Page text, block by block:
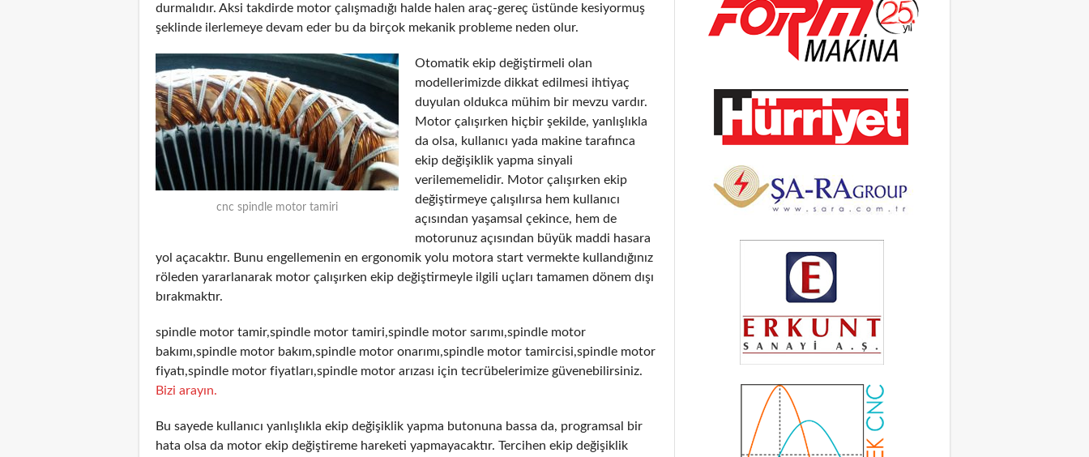
durmalıdır. Aksi takdirde motor çalışmadığı halde halen araç-gereç üstünde kesiyormuş
şeklinde ilerlemeye devam eder bu da birçok mekanik probleme neden olur.
cnc spindle motor tamiri
Otomatik ekip değiştirmeli olan
modellerimizde dikkat edilmesi ihtiyaç
duyulan oldukca mühim bir mevzu vardır.
Motor çalışırken hiçbir şekilde, yanlışlıkla
da olsa, kullanıcı yada makine tarafınca
ekip değişiklik yapma sinyali
verilememelidir. Motor çalışırken ekip
değiştirmeye çalışılırsa hem kullanıcı
açısından yaşamsal çekince, hem de
motorunuz açısından büyük maddi hasara
yol açacaktır. Bunu engellemenin en ergonomik yolu motora start vermekte kullandığınız
röleden yararlanarak motor çalışırken ekip değiştirmeyle ilgili uçları tamamen dönem dışı
bırakmaktır.
spindle motor tamir,spindle motor tamiri,spindle motor sarımı,spindle motor
bakımı,spindle motor bakım,spindle motor onarımı,spindle motor tamircisi,spindle motor
fiyatı,spindle motor fiyatları,spindle motor arızası için tecrübelerimize güvenebilirsiniz.
Bizi arayın.
Bu sayede kullanıcı yanlışlıkla ekip değişiklik yapma butonuna bassa da, programsal bir
hata olsa da motor ekip değiştireme hareketi yapmayacaktır. Tercihen ekip değişiklik